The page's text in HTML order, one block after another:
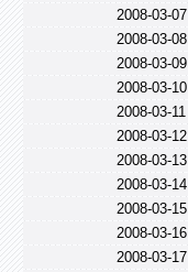
2008-03-07
2008-03-08
2008-03-09
2008-03-10
2008-03-11
2008-03-12
2008-03-13
2008-03-14
2008-03-15
2008-03-16
2008-03-17